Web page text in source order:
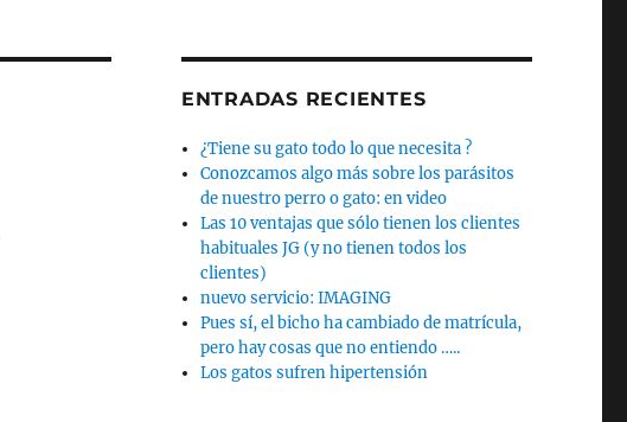
ENTRADAS RECIENTES
¿Tiene su gato todo lo que necesita ?
Conozcamos algo más sobre los parásitos
de nuestro perro o gato: en video
Las 10 ventajas que sólo tienen los clientes
habituales JG (y no tienen todos los
clientes)
nuevo servicio: IMAGING
Pues sí, el bicho ha cambiado de matrícula,
pero hay cosas que no entiendo …..
Los gatos sufren hipertensión